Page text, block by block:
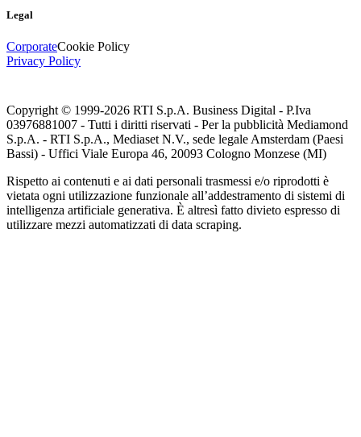
Legal
CorporateCookie Policy
Privacy Policy
Copyright © 1999-2026 RTI S.p.A. Business Digital - P.Iva
03976881007 - Tutti i diritti riservati - Per la pubblicità Mediamond
S.p.A. - RTI S.p.A., Mediaset N.V., sede legale Amsterdam (Paesi
Bassi) - Uffici Viale Europa 46, 20093 Cologno Monzese (MI)
Rispetto ai contenuti e ai dati personali trasmessi e/o riprodotti è
vietata ogni utilizzazione funzionale all’addestramento di sistemi di
intelligenza artificiale generativa. È altresì fatto divieto espresso di
utilizzare mezzi automatizzati di data scraping.